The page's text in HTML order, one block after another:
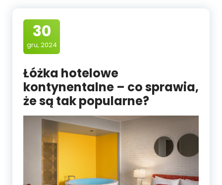
30
gru, 2024
Łóżka hotelowe
kontynentalne – co sprawia,
że są tak popularne?